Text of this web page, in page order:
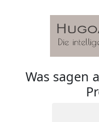
Was sagen